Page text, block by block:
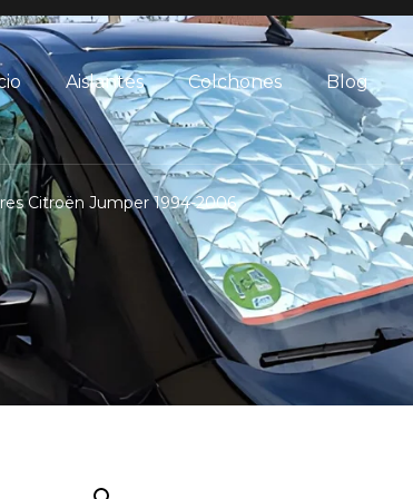
Aislantes Colchones Blog
Citroën Jumper 1994-2006